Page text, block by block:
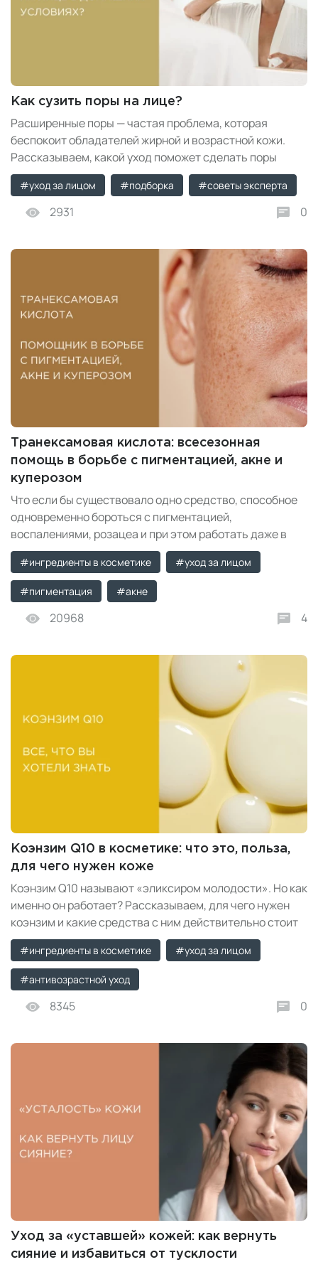
Как сузить поры на лице?
Расширенные поры — частая проблема, которая
беспокоит обладателей жирной и возрастной кожи.
Рассказываем, какой уход поможет сделать поры
менее заметными в домашних условиях.
#уход за лицом #подборка #советы эксперта
2931 0
Транексамовая кислота: всесезонная
помощь в борьбе с пигментацией, акне и
куперозом
Что если бы существовало одно средство, способное
одновременно бороться с пигментацией,
воспалениями, розацеа и при этом работать даже в
разгар летнего солнца? Звучит как фантастика, но
такой ингредиент уже есть — это транексамовая
кислота.
#ингредиенты в косметике #уход за лицом
#пигментация #акне
20968 4
Коэнзим Q10 в косметике: что это, польза,
для чего нужен коже
Коэнзим Q10 называют «эликсиром молодости». Но как
именно он работает? Рассказываем, для чего нужен
коэнзим и какие средства с ним действительно стоит
попробовать.
#ингредиенты в косметике #уход за лицом
#антивозрастной уход
8345 0
Уход за «уставшей» кожей: как вернуть
сияние и избавиться от тусклости